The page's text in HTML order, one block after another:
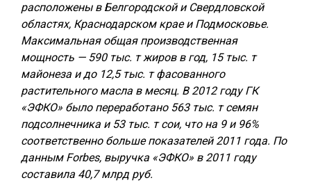
расположены в Белгородской и Свердловской
областях, Краснодарском крае и Подмосковье.
Максимальная общая производственная
мощность — 590 тыс. т жиров в год, 15 тыс. т
майонеза и до 12,5 тыс. т фасованного
растительного масла в месяц. В 2012 году ГК
«ЭФКО» было переработано 563 тыс. т семян
подсолнечника и 53 тыс. т сои, что на 9 и 96%
соответственно больше показателей 2011 года. По
данным Forbes, выручка «ЭФКО» в 2011 году
составила 40,7 млрд руб.